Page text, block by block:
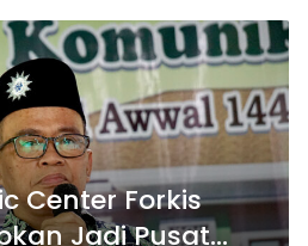
Center Forkis
Jadi Pusat